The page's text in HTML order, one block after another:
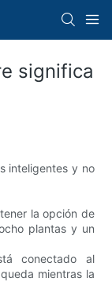
significa
inteligentes y no
la opción de
plantas y un
conectado al
mientras la